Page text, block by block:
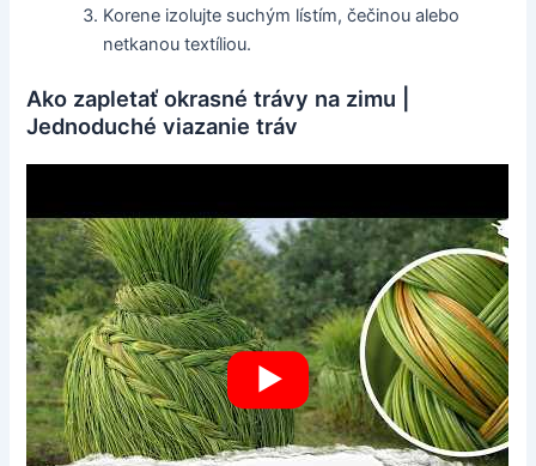
Korene izolujte suchým lístím, čečinou alebo
netkanou textíliou.
Ako zapletať okrasné trávy na zimu |
Jednoduché viazanie tráv